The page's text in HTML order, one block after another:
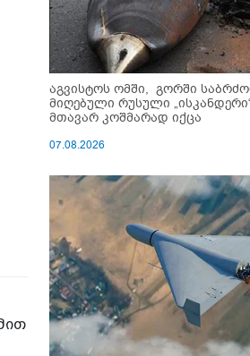
აგვისტოს ომში, გორში
მიღებული რუსული
მთავარ კოშმარად იქცა
07.08.2026